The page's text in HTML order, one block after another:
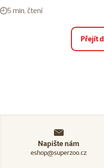
5 min. čtení
Přejít
Napište nám
eshop@superzoo.cz